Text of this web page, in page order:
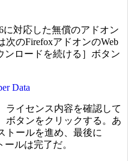
に対応した無償のアドオン
のFirefoxアドオンのWeb
ンロードを続ける］ボタン
Data
イセンス内容を確認して
ボタンをクリックする。あ
トールを進め、最後に
ルは完了だ。